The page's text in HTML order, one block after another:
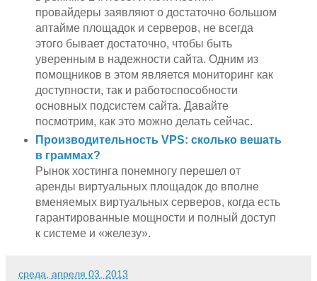
провайдеры заявляют о достаточно большом
аптайме площадок и серверов, не всегда
этого бывает достаточно, чтобы быть
уверенным в надежности сайта. Одним из
помощников в этом является мониторинг как
доступности, так и работоспособности
основных подсистем сайта. Давайте
посмотрим, как это можно делать сейчас.
Производительность VPS: сколько вешать
в граммах?
Рынок хостинга понемногу перешел от
аренды виртуальных площадок до вполне
вменяемых виртуальных серверов, когда есть
гарантированные мощности и полный доступ
к системе и «железу».
среда, апреля 03, 2013